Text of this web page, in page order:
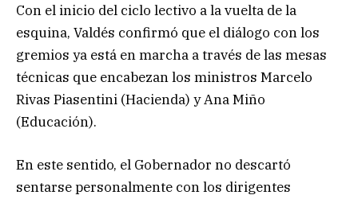
Con el inicio del ciclo lectivo a la vuelta de la
esquina, Valdés confirmó que el diálogo con los
gremios ya está en marcha a través de las mesas
técnicas que encabezan los ministros Marcelo
Rivas Piasentini (Hacienda) y Ana Miño
(Educación).
En este sentido, el Gobernador no descartó
sentarse personalmente con los dirigentes